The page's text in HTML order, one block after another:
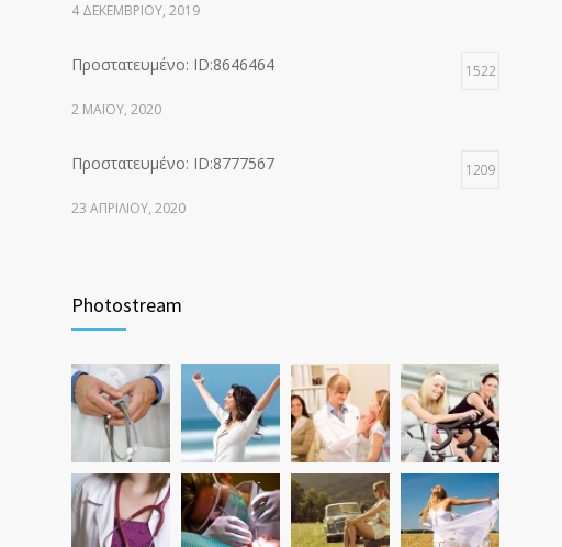
4 ΔΕΚΕΜΒΡΊΟΥ, 2019
Πρoστατευμένο: ID:8646464 1522
2 ΜΑΪ́ΟΥ, 2020
Πρoστατευμένο: ID:8777567 1209
23 ΑΠΡΙΛΊΟΥ, 2020
Photostream